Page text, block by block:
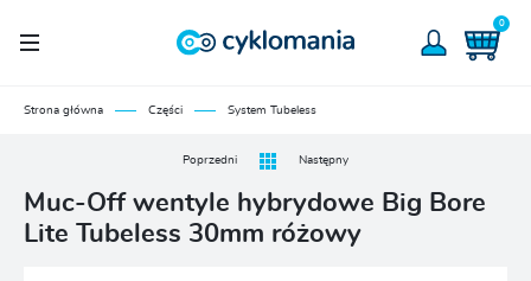
0
Strona główna Części System Tubeless
Poprzedni Następny
Muc-Off wentyle hybrydowe Big Bore
Lite Tubeless 30mm różowy